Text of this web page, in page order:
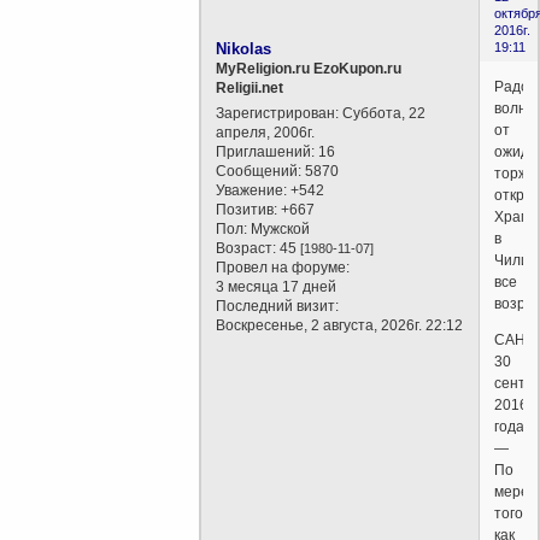
2016г.
19:11
Nikolas
MyReligion.ru EzoKupon.ru
Religii.net
Зарегистрирован: Суббота, 22
апреля, 2006г.
Приглашений: 16
Сообщений: 5870
Уважение: +542
Позитив: +667
Пол: Мужской
Возраст: 45[1980-11-07]
Провел на форуме:
3 месяца 17 дней
Последний визит:
Воскресенье, 2 августа, 2026г. 22:12
от
Храма
в
Чили
все
30
2016
года
—
По
мере
того,
как